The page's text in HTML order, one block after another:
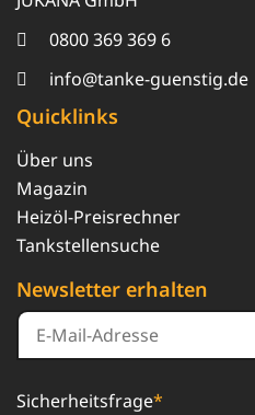
0800 369 369 6
info@tanke-guenstig.de
Quicklinks
Über uns
Magazin
Heizöl-Preisrechner
Tankstellensuche
Newsletter erhalten
Sicherheitsfrage*